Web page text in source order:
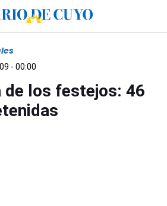
- 00:00
de los festejos: 46